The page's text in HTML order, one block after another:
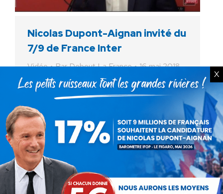
Nicolas Dupont-Aignan invité du
7/9 de France Inter
Vidéo ParDebout La France
16 mai 2018
Le jeudi 16 mai 2018, Nicolas Dupont-Aignan
député de l’Essonne et président de Debout
la France était l’invité du » Grand Entretien »
dans le 7/9 de France Inter.
X